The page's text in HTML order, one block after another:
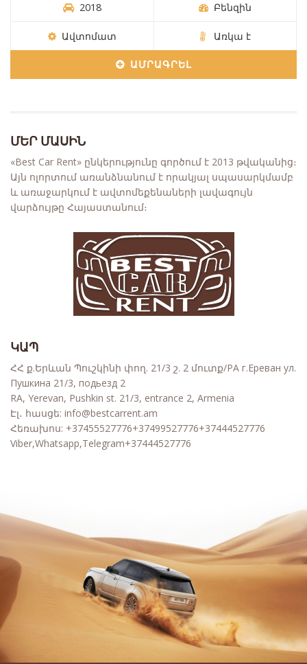
2018 Բենզին
Ավտոմատ Առկա է
ԱՄՐԱԳՐԵԼ
ՄԵՐ ՄԱՍԻՆ
«Best Car Rent» ընկերությունը գործում է 2013 թվականից։
Այն ոլորտում առանձնանում է որակյալ սպասարկմամբ
և առաջարկում է ավտոմեքենաների լավագույն
վարձույթը Հայաստանում։
ԿԱՊ
ՀՀ ք.Երևան Պուշկինի փող. 21/3 շ. 2 մուտք/РА г.Ереван ул.
Пушкина 21/3, подьезд 2
RA, Yerevan, Pushkin st. 21/3, entrance 2, Armenia
Էլ․ հասցե: info@bestcarrent.am
Հեռախոս: +37455527776+37499527776+37444527776
Viber,Whatsapp,Telegram+37444527776